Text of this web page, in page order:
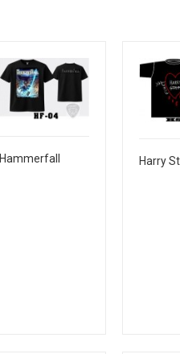
Hammerfall Harry